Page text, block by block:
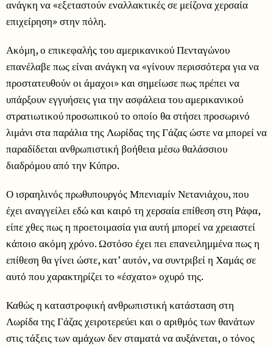
ανάγκη να «εξεταστούν εναλλακτικές σε μείζονα χερσαία
επιχείρηση» στην πόλη.
Ακόμη, ο επικεφαλής του αμερικανικού Πενταγώνου
επανέλαβε πως είναι ανάγκη να «γίνουν περισσότερα για να
προστατευθούν οι άμαχοι» και σημείωσε πως πρέπει να
υπάρξουν εγγυήσεις για την ασφάλεια του αμερικανικού
στρατιωτικού προσωπικού το οποίο θα στήσει προσωρινό
λιμάνι στα παράλια της Λωρίδας της Γάζας ώστε να μπορεί να
παραδίδεται ανθρωπιστική βοήθεια μέσω θαλάσσιου
διαδρόμου από την Κύπρο.
Ο ισραηλινός πρωθυπουργός Μπενιαμίν Νετανιάχου, που
έχει αναγγείλει εδώ και καιρό τη χερσαία επίθεση στη Ράφα,
είπε χθες πως η προετοιμασία για αυτή μπορεί να χρειαστεί
κάποιο ακόμη χρόνο. Ωστόσο έχει πει επανειλημμένα πως η
επίθεση θα γίνει ώστε, κατ’ αυτόν, να συντριβεί η Χαμάς σε
αυτό που χαρακτηρίζει το «έσχατο» οχυρό της.
Καθώς η καταστροφική ανθρωπιστική κατάσταση στη
Λωρίδα της Γάζας χειροτερεύει και ο αριθμός των θανάτων
στις τάξεις των αμάχων δεν σταματά να αυξάνεται, ο τόνος